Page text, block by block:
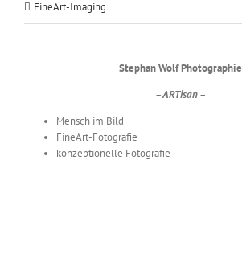
FineArt-Imaging
Stephan Wolf Photographie
– ARTisan –
Mensch im Bild
FineArt-Fotografie
konzeptionelle Fotografie